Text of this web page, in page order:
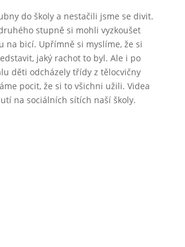
do školy a nestačili jsme se divit.
stupně si mohli vyzkoušet
na bicí. Upřímně si myslíme, že si
jaký rachot to byl. Ale i po
děti odcházely třídy z tělocvičny
pocit, že si to všichni užili. Videa
na sociálních sítích naší školy.